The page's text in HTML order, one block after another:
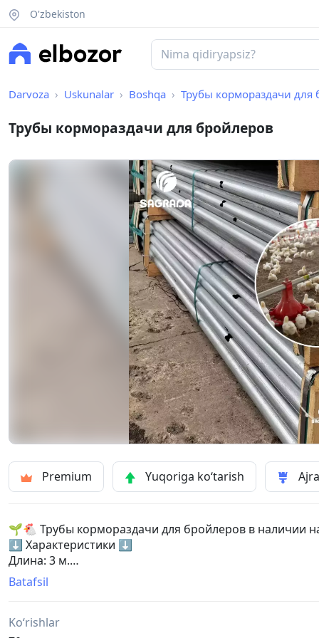
O'zbekiston
Darvoza Uskunalar Boshqa Трубы кормораздачи для
Трубы кормораздачи для бройлеров
Premium Yuqoriga ko‘tarish
🌱🐔 Трубы кормораздачи для бройлеров в наличии на
⬇️ Характеристики ⬇️
Длина: 3 м.
Диаметр: 45 мм.
Материал: оцинкованная сталь.
Batafsil
Ko‘rishlar